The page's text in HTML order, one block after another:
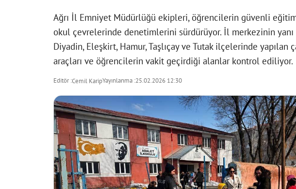
Ağrı İl Emniyet Müdürlüğü ekipleri, öğrencilerin güvenli
okul çevrelerinde denetimlerini sürdürüyor. İl merkezinin yanı
Diyadin, Eleşkirt, Hamur, Taşlıçay ve Tutak ilçelerinde yapılan
araçları ve öğrencilerin vakit geçirdiği alanlar kontrol ediliyor.
Editör :Cemil KaripYayınlanma :25.02.2026 12:30